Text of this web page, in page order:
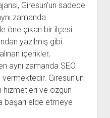
Giresun'un sadece
zamanda
öne çıkan bir ilçesi
yazılmış gibi
içerikler,
aynı zamanda SEO
Giresun'un
hizmetleri ve özgün
başarı elde etmeye